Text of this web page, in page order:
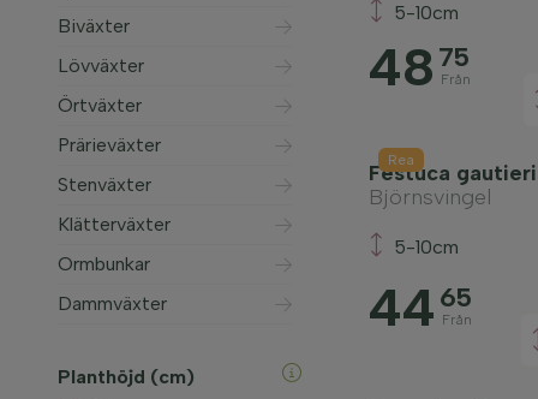
Biväxter
Lövväxter
Örtväxter
Prärieväxter
Stenväxter
Klätterväxter
Ormbunkar
Dammväxter
Planthöjd (cm)
5-10cm
48 75
Från
Rea
Festuca
Björnsvingel
5-10cm
44 65
Från